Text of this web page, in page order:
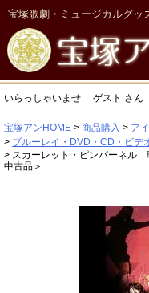
宝塚歌劇・ミュージカルグッ
いらっしゃいませ ゲスト さん
宝塚アンHOME 商品購入
ア
ブルーレイ・DVD・CD・ビデ
スカーレット・ピンパーネル
中古品＞